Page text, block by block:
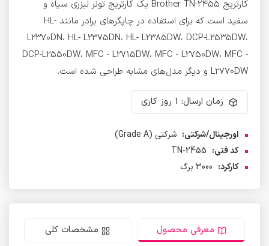
کارتریج Brother TN-2455 یک کارتریج تونر لیزری سیاه و
سفید است که برای استفاده در چاپگرهای برادر مانند HL-
L2370DN، HL- L2375DN، HL- L2385DW، DCP-L2535DW،
DCP-L2550DW، MFC - L2715DW، MFC - L2750DW، MFC -
L2770DW و دیگر مدل‌های مشابه طراحی شده است.
زمان ارسال: 1 روز کاری
اورجینال/شرکتی: شرکتی (Grade A)
کد فنی: TN-2455
کارکرد: 3000 برگ
معرفی محصول مشخصات کلی